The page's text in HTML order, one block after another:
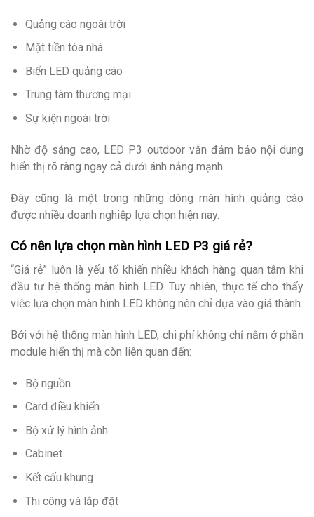
Quảng cáo ngoài trời
Mặt tiền tòa nhà
Biển LED quảng cáo
Trung tâm thương mại
Sự kiện ngoài trời
Nhờ độ sáng cao, LED P3 outdoor vẫn đảm bảo nội dung
hiển thị rõ ràng ngay cả dưới ánh nắng mạnh.
Đây cũng là một trong những dòng màn hình quảng cáo
được nhiều doanh nghiệp lựa chọn hiện nay.
Có nên lựa chọn màn hình LED P3 giá rẻ?
“Giá rẻ” luôn là yếu tố khiến nhiều khách hàng quan tâm khi
đầu tư hệ thống màn hình LED. Tuy nhiên, thực tế cho thấy
việc lựa chọn màn hình LED không nên chỉ dựa vào giá thành.
Bởi với hệ thống màn hình LED, chi phí không chỉ nằm ở phần
module hiển thị mà còn liên quan đến:
Bộ nguồn
Card điều khiển
Bộ xử lý hình ảnh
Cabinet
Kết cấu khung
Thi công và lắp đặt